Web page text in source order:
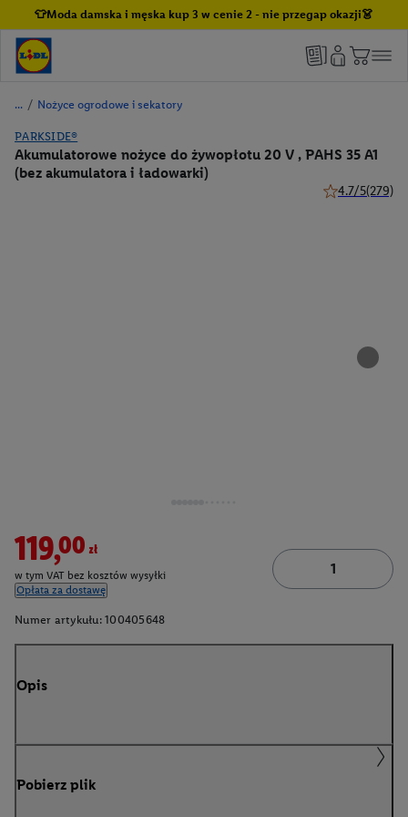
👕Moda damska i męska kup 3 w cenie 2 - nie przegap okazji👗
/ Nożyce ogrodowe i sekatory
PARKSIDE®
Akumulatorowe nożyce do żywopłotu 20 V , PAHS 35 A1
(bez akumulatora i ładowarki)
4.7/5(279)
119,00zł
w tym VAT bez kosztów wysyłki
Opłata za dostawę
Numer artykułu: 100405648
Opis
Pobierz plik